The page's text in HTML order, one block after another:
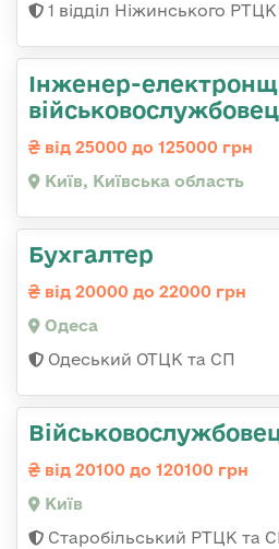
1 відділ Ніжинського
Інженер-
від 25000 до 125000 грн
Київ, Київська область
Бухгалтер
від 20000 до 22000 грн
Одеса
Одеський ОТЦК та СП
від 20100 до 120100 грн
Київ
Старобільський РТЦК та